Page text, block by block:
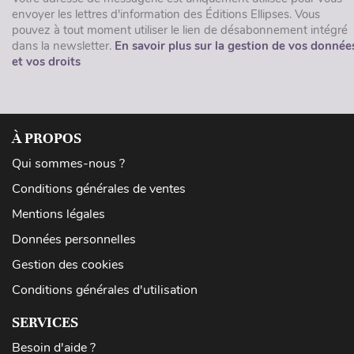
envoyer les lettres d'information des Éditions Ellipses. Vous
pouvez à tout moment utiliser le lien de désabonnement intégré
dans la newsletter. En savoir plus sur la gestion de vos
et vos droits
À PROPOS
Qui sommes-nous ?
Conditions générales de ventes
Mentions légales
Données personnelles
Gestion des cookies
Conditions générales d'utilisation
SERVICES
Besoin d'aide ?